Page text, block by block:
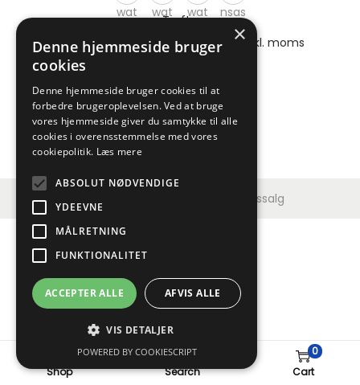
Trofta
739,00kr.ekskl. moms |923,75 kr. inkl. moms
Shop Search
0
Cart
Jydsk Værktøjssalg
×
Denne hjemmeside bruger
cookies
Denne hjemmeside bruger cookies til at
forbedre brugeroplevelsen. Ved at bruge
vores hjemmeside giver du samtykke til alle
cookies i overensstemmelse med vores
cookiepolitik. Læs mere
ABSOLUT NØDVENDIGE
YDEEVNE
MÅLRETNING
FUNKTIONALITET
ACCEPTER ALLE AFVIS ALLE
VIS DETALJER
POWERED BY COOKIESCRIPT